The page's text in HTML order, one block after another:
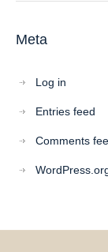
Meta
Log in
Entries feed
Comments